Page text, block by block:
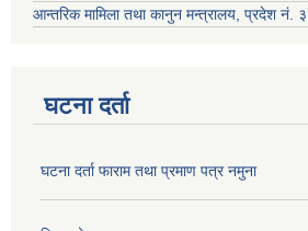
आन्तरिक मामिला तथा कानुन मन्त्रालय, प्रदेश नं. ३
घटना दर्ता
घटना दर्ता फाराम तथा प्रमाण पत्र नमुना